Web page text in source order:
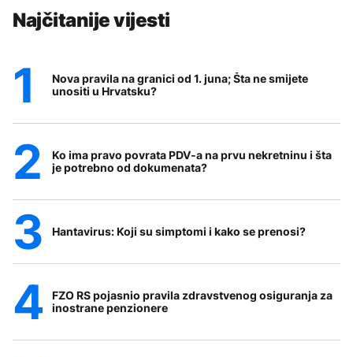
Najčitanije vijesti
Nova pravila na granici od 1. juna; Šta ne smijete
unositi u Hrvatsku?
Ko ima pravo povrata PDV-a na prvu nekretninu i šta
je potrebno od dokumenata?
Hantavirus: Koji su simptomi i kako se prenosi?
FZO RS pojasnio pravila zdravstvenog osiguranja za
inostrane penzionere